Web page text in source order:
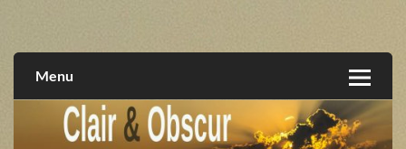
extrêmes, alternatives, texturales
Menu